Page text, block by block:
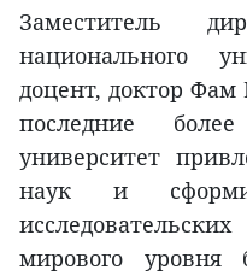
Заместитель
национального
доцент, доктор
последние
университет
наук и
мирового